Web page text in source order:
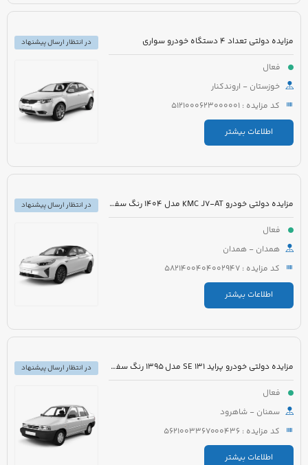
مزایده دولتی تعداد 4 دستگاه خودرو سواری
فعال
خوزستان - اروندکنار
کد مزایده : 5121000623000001
اطلاعات بیشتر
در انتظار ارسال پیشنهاد
مزایده دولتی خودرو KMC J7-AT مدل 1404 رنگ سفید
فعال
همدان - همدان
کد مزایده : 5821400404002947
اطلاعات بیشتر
در انتظار ارسال پیشنهاد
مزایده دولتی خودرو پراید 131 SE مدل 1395 رنگ سفید روغنی
فعال
سمنان - شاهرود
کد مزایده : 5621003367000436
اطلاعات بیشتر
در انتظار ارسال پیشنهاد